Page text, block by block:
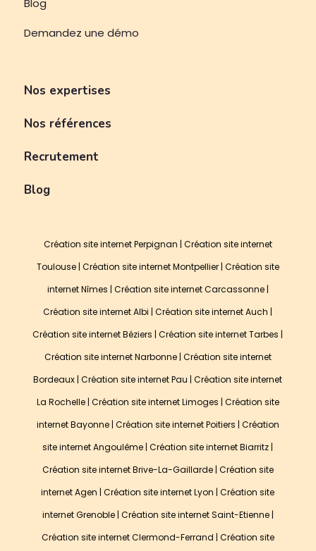
Demandez une démo
Nos expertises
Nos références
Recrutement
Blog
Création site internet Perpignan | Création site internet
Toulouse| Création site internet Montpellier| Création site
internet Nîmes | Création site internet Carcassonne|
Création site internet Albi |Création site internet Auch |
Création site internet Béziers |Création site internet Tarbes |
Création site internet Narbonne| Création site internet
Bordeaux |Création site internet Pau |Création site internet
La Rochelle| Création site internet Limoges | Création site
internet Bayonne| Création site internet Poitiers | Création
site internet Angoulême |Création site internet Biarritz |
Création site internet Brive-La-Gaillarde| Création site
internet Agen |Création site internet Lyon |Création site
internet Grenoble| Création site internet Saint-Etienne|
Création site internet Clermond-Ferrand | Création site